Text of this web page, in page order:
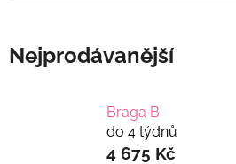
Nejprodávanější
Braga B
do 4 týdnů
4 675 Kč